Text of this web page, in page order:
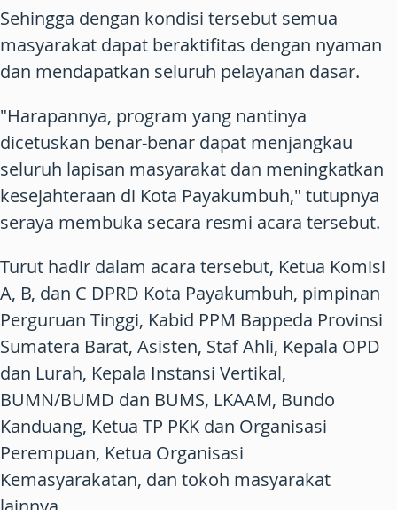
Sehingga dengan kondisi tersebut semua
masyarakat dapat beraktifitas dengan nyaman
dan mendapatkan seluruh pelayanan dasar.
"Harapannya, program yang nantinya
dicetuskan benar-benar dapat menjangkau
seluruh lapisan masyarakat dan meningkatkan
kesejahteraan di Kota Payakumbuh," tutupnya
seraya membuka secara resmi acara tersebut.
Turut hadir dalam acara tersebut, Ketua Komisi
A, B, dan C DPRD Kota Payakumbuh, pimpinan
Perguruan Tinggi, Kabid PPM Bappeda Provinsi
Sumatera Barat, Asisten, Staf Ahli, Kepala OPD
dan Lurah, Kepala Instansi Vertikal,
BUMN/BUMD dan BUMS, LKAAM, Bundo
Kanduang, Ketua TP PKK dan Organisasi
Perempuan, Ketua Organisasi
Kemasyarakatan, dan tokoh masyarakat